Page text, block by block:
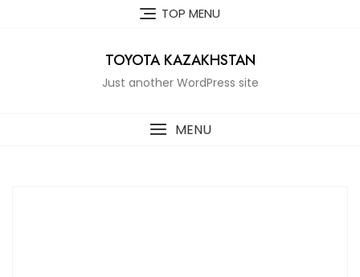
TOP MENU
TOYOTA KAZAKHSTAN
Just another WordPress site
MENU